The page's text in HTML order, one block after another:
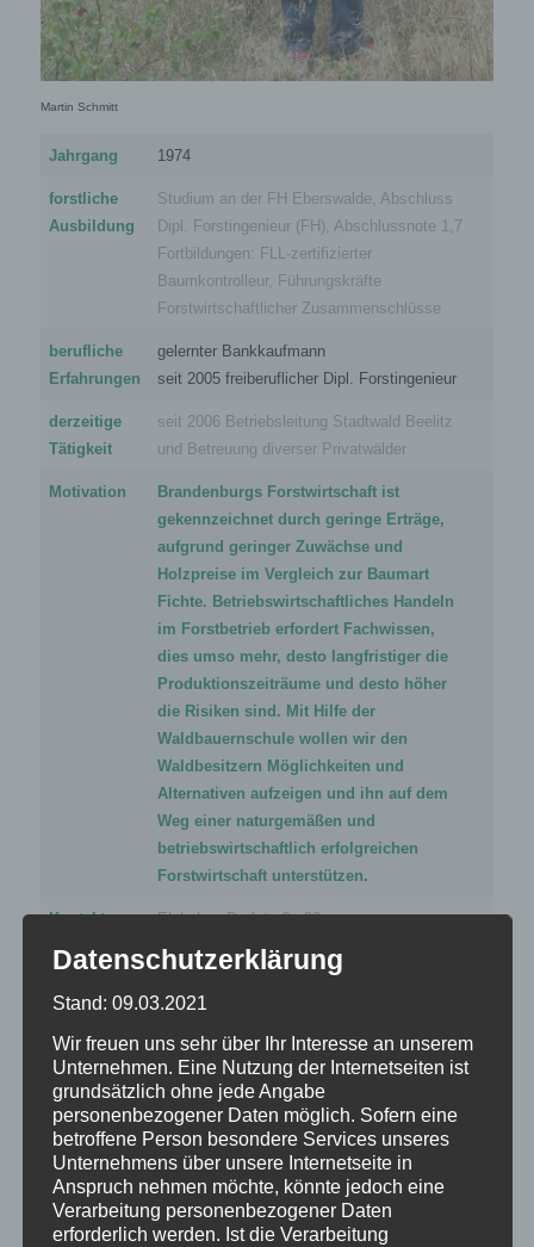
Martin Schmitt
Jahrgang 1974
forstliche
Ausbildung
Studium an der FH Eberswalde, Abschluss
Dipl. Forstingenieur (FH), Abschlussnote 1,7
Fortbildungen: FLL-zertifizierter
Baumkontrolleur, Führungskräfte
Forstwirtschaftlicher Zusammenschlüsse
berufliche
Erfahrungen
gelernter Bankkaufmann
seit 2005 freiberuflicher Dipl. Forstingenieur
derzeitige
Tätigkeit
seit 2006 Betriebsleitung Stadtwald Beelitz
und Betreuung diverser Privatwälder
Motivation
Brandenburgs Forstwirtschaft ist
gekennzeichnet durch geringe Erträge,
aufgrund geringer Zuwächse und
Holzpreise im Vergleich zur Baumart
Fichte. Betriebswirtschaftliches Handeln
im Forstbetrieb erfordert Fachwissen,
dies umso mehr, desto langfristiger die
Produktionszeiträume und desto höher
die Risiken sind. Mit Hilfe der
Waldbauernschule wollen wir den
Waldbesitzern Möglichkeiten und
Alternativen aufzeigen und ihn auf dem
Weg einer naturgemäßen und
betriebswirtschaftlich erfolgreichen
Forstwirtschaft unterstützen.
Kontakt
Elsholzer Dorfstraße 32
14547 Beelitz (Mark) OT Elsholz
Mobil: 0151 16547286
Mail:msch74@web.de
Datenschutzerklärung
Stand: 09.03.2021
Wir freuen uns sehr über Ihr Interesse an unserem
Unternehmen. Eine Nutzung der Internetseiten ist
grundsätzlich ohne jede Angabe
personenbezogener Daten möglich. Sofern eine
betroffene Person besondere Services unseres
Unternehmens über unsere Internetseite in
Anspruch nehmen möchte, könnte jedoch eine
Verarbeitung personenbezogener Daten
erforderlich werden. Ist die Verarbeitung